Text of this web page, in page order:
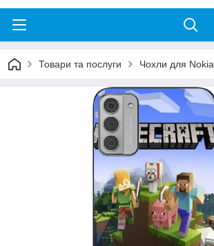
Товари та послуги Чохли для Nokia